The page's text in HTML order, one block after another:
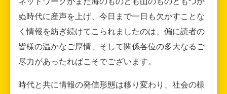
ぬ時代に産声を上げ、今日まで一日も欠かすことな
く情報を紡ぎ続けてこられましたのは、偏に読者の
皆様の温かなご厚情、そして関係各位の多大なるご
尽力があったればこそでございます。
時代と共に情報の発信形態は移り変わり、社会の様